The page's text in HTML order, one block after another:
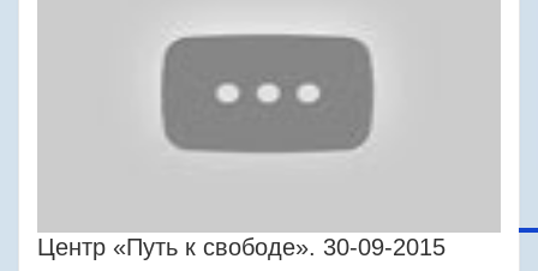
Центр «Путь к свободе». 30-09-2015